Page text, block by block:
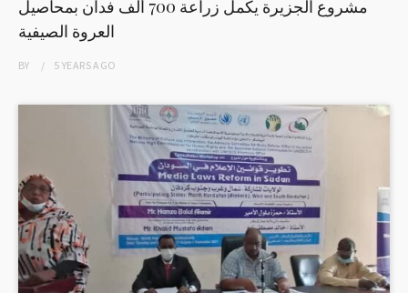
مشروع الجزيرة يكمل زراعة 700 ألف فدان بمحاصيل
العروة الصيفية
BY 5 YEARSAGO